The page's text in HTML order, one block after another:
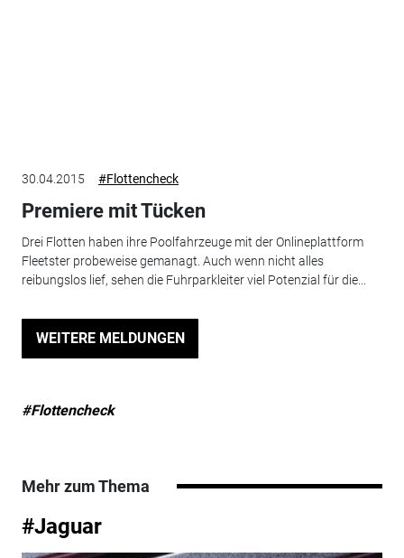
30.04.2015 #Flottencheck
Premiere mit Tücken
Drei Flotten haben ihre Poolfahrzeuge mit der Onlineplattform
Fleetster probeweise gemanagt. Auch wenn nicht alles
reibungslos lief, sehen die Fuhrparkleiter viel Potenzial für die...
WEITERE MELDUNGEN
#Flottencheck
Mehr zum Thema
#Jaguar